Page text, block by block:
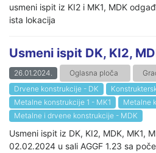
usmeni ispit iz KI2 i MK1, MDK
ista lokacija
Usmeni ispit DK, KI2,
26.01.2024. Oglasna ploča
Drvene konstrukcije - DK
Metalne konstrukcije 1 - MK1
Metalne
Metalne i drvene konstrukcije - MDK
Usmeni ispit iz DK, KI2, MDK, MK1,
02.02.2024 u sali AGGF 1.23 sa